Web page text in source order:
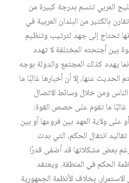
العربي تتسم بدرجة كبيرة من
بالكثير من البلدان العربية في
أنها تحتاج إلى جهد لترتيب وتنظيم
بين أجنحته المختلفة لا تهدد
يهدد كذلك المجتمع والدولة بوجه
عنها، إلا أن أخبارها غالبًا ما
ومن خلال وسائط الاتصال
ما تقوم على حصص القوة:
على ولاية العهد بين فروعها أو بين
تقاليد انتقال الحكم، التي بدت
بعض مشكلاتها قد أضفى قدرًا
الحكم في المنطقة. ويعتقد
بخلاف الأنظمة الجمهورية